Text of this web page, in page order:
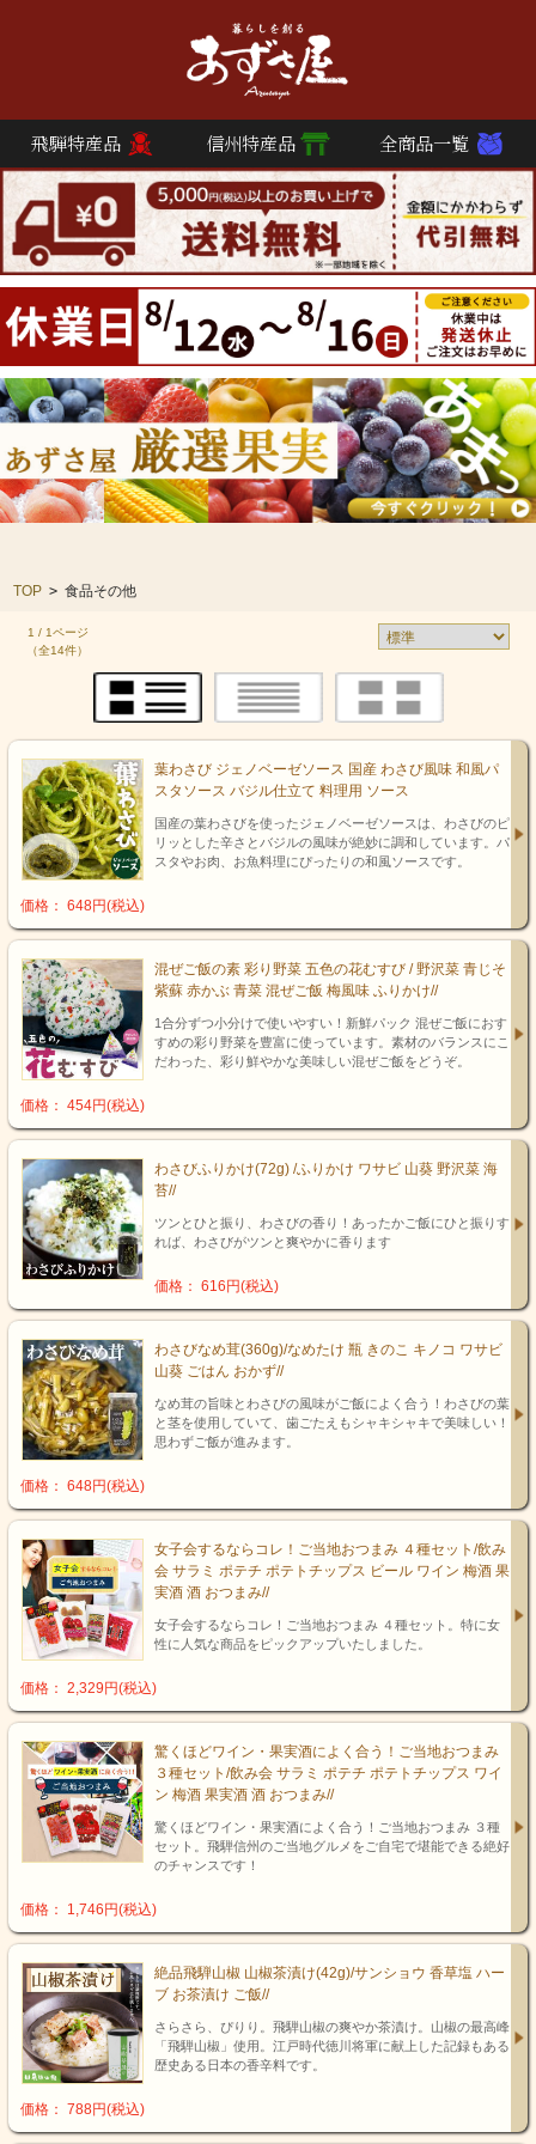
飛騨特産品 信州特産品 全商品一覧
TOP > 食品その他
1 / 1ページ
（全14件）
葉わさび ジェノベーゼソース 国産 わさび風味 和風パ
スタソース バジル仕立て 料理用 ソース
国産の葉わさびを使ったジェノベーゼソースは、わさびのピ
リッとした辛さとバジルの風味が絶妙に調和しています。パ
スタやお肉、お魚料理にぴったりの和風ソースです。
価格： 648円(税込)
混ぜご飯の素 彩り野菜 五色の花むすび / 野沢菜 青じそ
紫蘇 赤かぶ 青菜 混ぜご飯 梅風味 ふりかけ//
1合分ずつ小分けで使いやすい！新鮮パック 混ぜご飯におす
すめの彩り野菜を豊富に使っています。素材のバランスにこ
だわった、彩り鮮やかな美味しい混ぜご飯をどうぞ。
価格： 454円(税込)
わさびふりかけ(72g) /ふりかけ ワサビ 山葵 野沢菜 海
苔//
ツンとひと振り、わさびの香り！あったかご飯にひと振りす
れば、わさびがツンと爽やかに香ります
価格： 616円(税込)
わさびなめ茸(360g)/なめたけ 瓶 きのこ キノコ ワサビ
山葵 ごはん おかず//
なめ茸の旨味とわさびの風味がご飯によく合う！わさびの葉
と茎を使用していて、歯ごたえもシャキシャキで美味しい！
思わずご飯が進みます。
価格： 648円(税込)
女子会するならコレ！ご当地おつまみ ４種セット/飲み
会 サラミ ポテチ ポテトチップス ビール ワイン 梅酒 果
実酒 酒 おつまみ//
女子会するならコレ！ご当地おつまみ ４種セット。特に女
性に人気な商品をピックアップいたしました。
価格： 2,329円(税込)
驚くほどワイン・果実酒によく合う！ご当地おつまみ
３種セット/飲み会 サラミ ポテチ ポテトチップス ワイ
ン 梅酒 果実酒 酒 おつまみ//
驚くほどワイン・果実酒によく合う！ご当地おつまみ ３種
セット。飛騨信州のご当地グルメをご自宅で堪能できる絶好
のチャンスです！
価格： 1,746円(税込)
絶品飛騨山椒 山椒茶漬け(42g)/サンショウ 香草塩 ハー
ブ お茶漬け ご飯//
さらさら、ぴりり。飛騨山椒の爽やか茶漬け。山椒の最高峰
「飛騨山椒」使用。江戸時代徳川将軍に献上した記録もある
歴史ある日本の香辛料です。
価格： 788円(税込)